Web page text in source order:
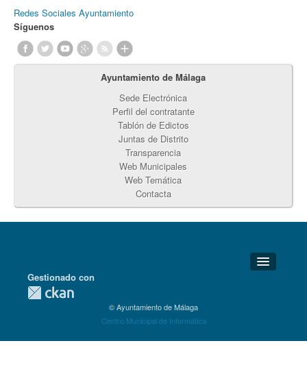
Redes Sociales Ayuntamiento
Síguenos
Ayuntamiento de Málaga
Sede Electrónica
Perfil del contratante
Tablón de Edictos
Juntas de Distrito
Transparencia
Web Municipales
Web Temática
Contacta
Detalles Técnicos
Gestionado con
© Ayuntamiento de Málaga
Centro Municipal de Informática